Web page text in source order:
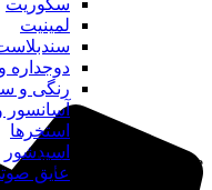
سکوریت
لمینیت
دوجداره
رنگی و
آسانسور
استخرها
اسیدشور
عایق
Tag Archives: Furniture